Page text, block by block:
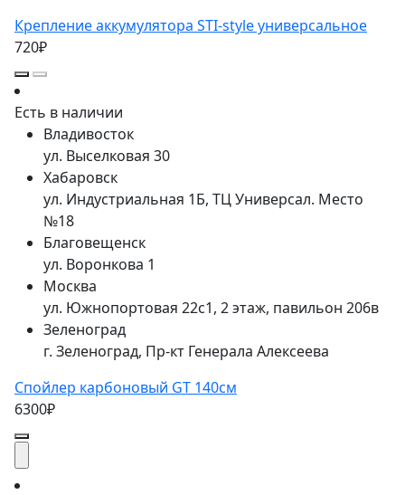
Крепление аккумулятора STI-style универсальное
720₽
Есть в наличии
Владивосток
ул. Выселковая 30
Хабаровск
ул. Индустриальная 1Б, ТЦ Универсал. Место
№18
Благовещенск
ул. Воронкова 1
Москва
ул. Южнопортовая 22с1, 2 этаж, павильон 206в
Зеленоград
г. Зеленоград, Пр-кт Генерала Алексеева
Спойлер карбоновый GT 140см
6300₽